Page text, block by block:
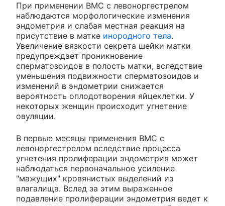
При применении ВМС c левоноргестрелом
наблюдаются морфологические изменения
эндометрия и слабая местная реакция на
присутствие в матке инородного тела.
Увеличение вязкости секрета шейки матки
предупреждает проникновение
сперматозоидов в полость матки, вследствие
уменьшения подвижности сперматозоидов и
изменений в эндометрии снижается
вероятность оплодотворения яйцеклетки. У
некоторых женщин происходит угнетение
овуляции.
В первые месяцы применения ВМС с
левоноргестрелом вследствие процесса
угнетения пролиферации эндометрия может
наблюдаться первоначальное усиление
"мажущих" кровянистых выделений из
влагалища. Вслед за этим выраженное
подавление пролиферации эндометрия ведет к